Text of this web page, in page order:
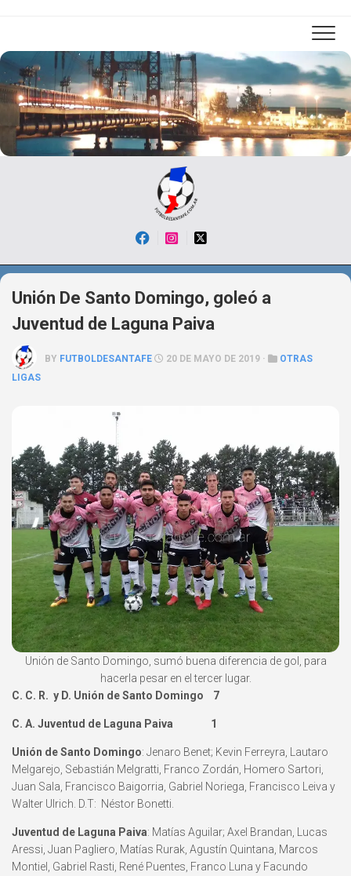
Unión De Santo Domingo, goleó a
Juventud de Laguna Paiva
BY FUTBOLDESANTAFE 20 DE MAYO DE 2019 ·
OTRAS
LIGAS
Unión de Santo Domingo, sumó buena diferencia de gol, para
hacerla pesar en el tercer lugar.
C. C. R. y D. Unión de Santo Domingo 7
C. A. Juventud de Laguna Paiva 1
Unión de Santo Domingo: Jenaro Benet; Kevin Ferreyra, Lautaro
Melgarejo, Sebastián Melgratti, Franco Zordán, Homero Sartori,
Juan Sala, Francisco Baigorria, Gabriel Noriega, Francisco Leiva y
Walter Ulrich. D.T: Néstor Bonetti.
Juventud de Laguna Paiva: Matías Aguilar; Axel Brandan, Lucas
Aressi, Juan Pagliero, Matías Rurak, Agustín Quintana, Marcos
Montiel, Gabriel Rasti, René Puentes, Franco Luna y Facundo